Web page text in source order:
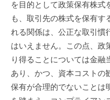
を目的として政策保有株式
も、取引先の株式を保有す
れる関係は、公正な取引慣
はいえません。この点、政
り得ることについては金融
あり、かつ、資本コストの
保有が合理的でないことは